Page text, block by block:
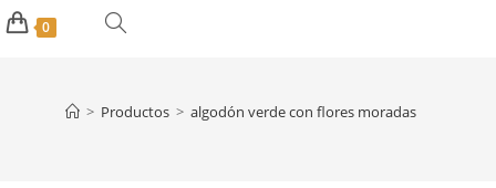
0 ALTERNAR
> Productos > algodón verde con flores moradas